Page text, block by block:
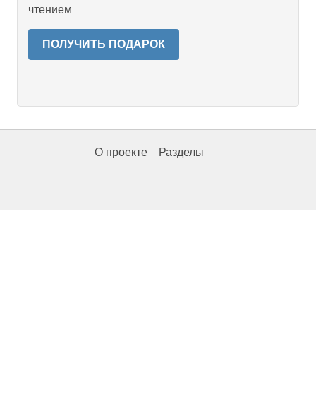
чтением
ПОЛУЧИТЬ ПОДАРОК
О проекте Разделы